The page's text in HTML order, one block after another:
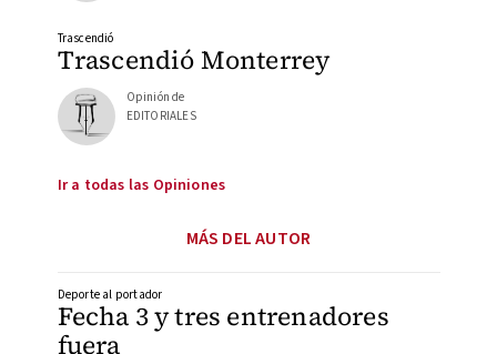
Trascendió Monterrey
Trascendió
Opinión de
EDITORIALES
Ir a todas las Opiniones
MÁS DEL AUTOR
Fecha 3 y tres entrenadores
fuera
Deporte al portador